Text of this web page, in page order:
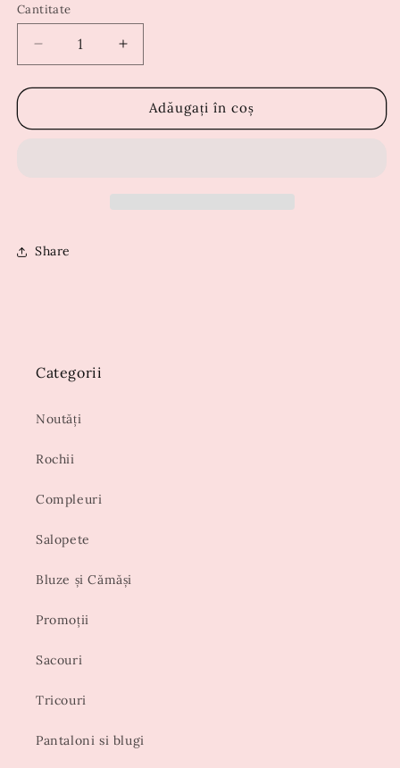
Cantitate
Reduceți
cantitatea
pentru
Bella
Creșteți
cantitatea
pentru
Rochie
Bella
Adăugați în coș
Share
Categorii
Noutăți
Rochii
Compleuri
Salopete
Bluze și Cămăși
Promoții
Sacouri
Tricouri
Pantaloni si blugi